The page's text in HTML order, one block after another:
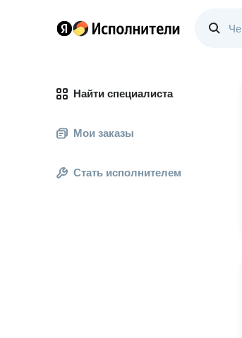
Найти специалиста
Мои заказы
Стать исполнителем